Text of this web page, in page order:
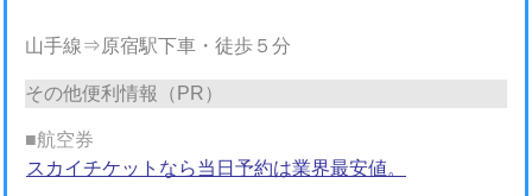
山手線⇒原宿駅下車・徒歩５分
その他便利情報（PR）
■航空券
スカイチケットなら当日予約は業界最安値。